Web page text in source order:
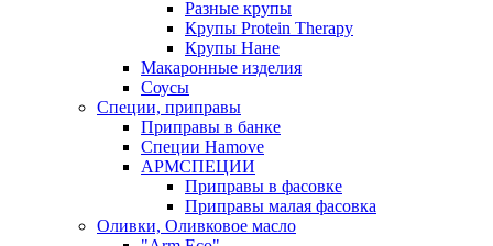
Разные крупы
Крупы Protein Therapy
Крупы Нане
Макаронные изделия
Соусы
Специи, приправы
Приправы в банке
Специи Hamove
АРМСПЕЦИИ
Приправы в фасовке
Приправы малая фасовка
Оливки, Оливковое масло